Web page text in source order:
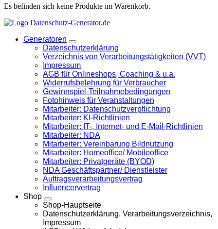
Es befinden sich keine Produkte im Warenkorb.
Generatoren
Datenschutzerklärung
Verzeichnis von Verarbeitungstätigkeiten (VVT)
Impressum
AGB für Onlineshops, Coaching & u.a.
Widerrufsbelehrung für Verbraucher
Gewinnspiel-Teilnahmebedingungen
Fotohinweis für Veranstaltungen
Mitarbeiter: Datenschutzverpflichtung
Mitarbeiter: KI-Richtlinien
Mitarbeiter: IT-, Internet- und E-Mail-Richtlinien
Mitarbeiter: NDA
Mitarbeiter: Vereinbarung Bildnutzung
Mitarbeiter: Homeoffice/ Mobileoffice
Mitarbeiter: Privatgeräte (BYOD)
NDA Geschäftspartner/ Dienstleister
Auftragsverarbeitungsvertrag
Influencervertrag
Shop
Shop-Hauptseite
Datenschutzerklärung, Verarbeitungsverzeichnis,
Impressum